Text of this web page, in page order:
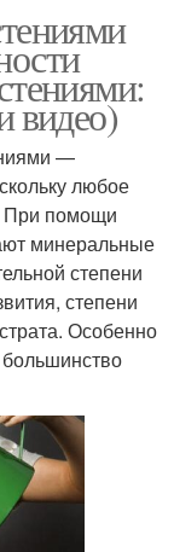
видео)
—
любое
При помощи
минеральные
степени
степени
Особенно